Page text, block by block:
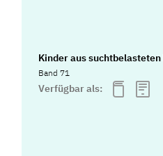
Kinder aus
Band 71
Verfügbar als: